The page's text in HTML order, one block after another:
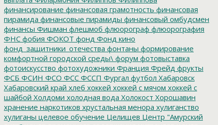
финансирование финансовая грамотность финансовая
пирамида финансовые пирамиды финансовый омбудсмен
финансы Фишман флешмоб флюорограф флюорография
ФНС фобия ФОКОТ фонд Фонд кино
фонд_защитники_отечества фонтаны формирование
комфортной городской среды\ форум фотовыставка
фотоискусство фотохудожники Франция Фрейд фрукты
ФСБ ФСИН ФСО ФСС ФССП Фургал футбол Хабаровск
Хабаровский край хлеб хоккей хоккей с мячом хоккей с
шайбой Холдоми холодная вода Холокост Хорошавин
хранение наркотиков хрустальная менора хулиганство
хулиганы целевое обучение Целищев Центр "Амурский